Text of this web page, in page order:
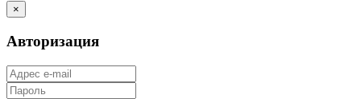
×
Авторизация